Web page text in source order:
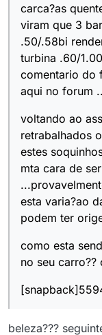
carca?as
viram que 3
.50/.58bi
turbina .60/
comentario do
aqui no forum
voltando ao
retrabalhados
estes
mta cara de
esta varia?ao
podem ter
como esta
no seu carro??
beleza???